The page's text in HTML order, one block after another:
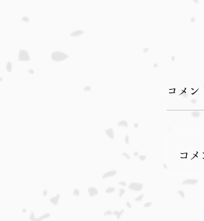
コメン
コメ